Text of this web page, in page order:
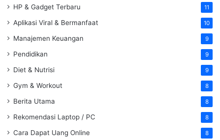
HP & Gadget Terbaru 11
Aplikasi Viral & Bermanfaat 10
Manajemen Keuangan 9
Pendidikan 9
Diet & Nutrisi 9
Gym & Workout 8
Berita Utama 8
Rekomendasi Laptop / PC 8
Cara Dapat Uang Online 8